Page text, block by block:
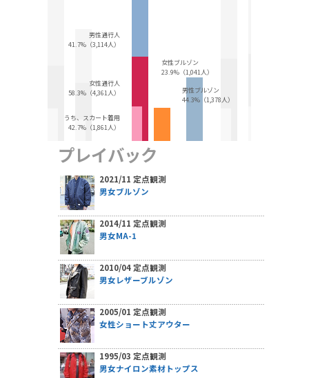
男性通行人
41.7%（3,114人）
女性通行人
58.3%（4,361人）
うち、スカート着用
42.7%（1,861人）
女性ブルゾン
23.9%（1,041人）
男性ブルゾン
44.3%（1,378人）
プレイバック
2021/11 定点観測
男女ブルゾン
2014/11 定点観測
男女MA-1
2010/04 定点観測
男女レザーブルゾン
2005/01 定点観測
女性ショート丈アウター
1995/03 定点観測
男女ナイロン素材トップス